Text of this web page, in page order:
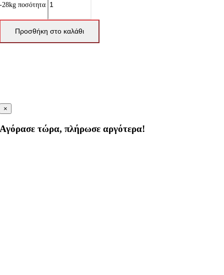
-28kg ποσότητα
Προσθήκη στο καλάθι
×
Αγόρασε τώρα, πλήρωσε αργότερα!